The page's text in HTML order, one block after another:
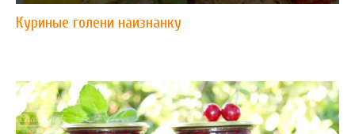
Куриные голени наизнанку